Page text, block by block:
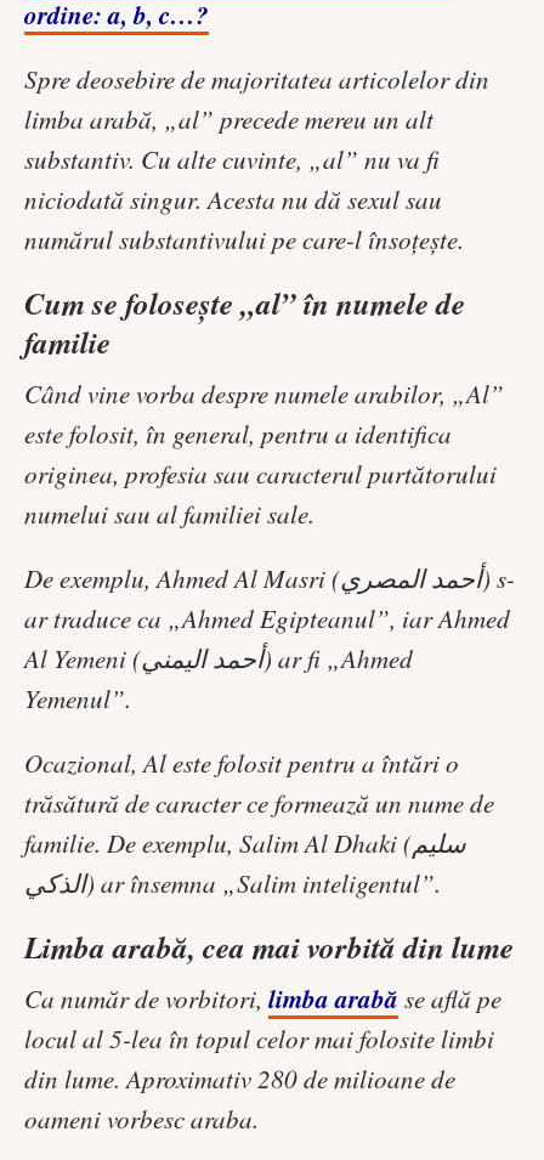
ordine: a, b, c…?
Spre deosebire de majoritatea articolelor din
limba arabă, „al” precede mereu un alt
substantiv. Cu alte cuvinte, „al” nu va fi
niciodată singur. Acesta nu dă sexul sau
numărul substantivului pe care-l însoțește.
Cum se folosește „al” în numele de
familie
Când vine vorba despre numele arabilor, „Al”
este folosit, în general, pentru a identifica
originea, profesia sau caracterul purtătorului
numelui sau al familiei sale.
De exemplu, Ahmed Al Masri (أحمد المصري) s-
ar traduce ca „Ahmed Egipteanul”, iar Ahmed
Al Yemeni (أحمد اليمني) ar fi „Ahmed
Yemenul”.
Ocazional, Al este folosit pentru a întări o
trăsătură de caracter ce formează un nume de
familie. De exemplu, Salim Al Dhaki (سليم
الذكي) ar însemna „Salim inteligentul”.
Limba arabă, cea mai vorbită din lume
Ca număr de vorbitori, limba arabă se află pe
locul al 5-lea în topul celor mai folosite limbi
din lume. Aproximativ 280 de milioane de
oameni vorbesc araba.